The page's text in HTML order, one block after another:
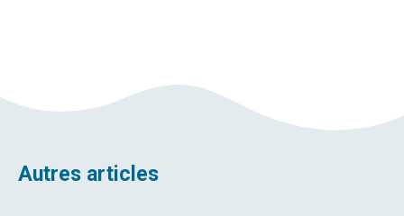
Autres articles